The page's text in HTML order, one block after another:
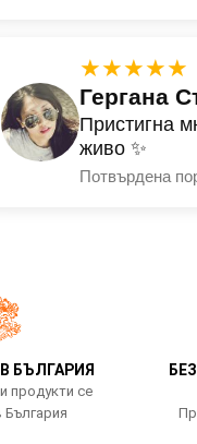
★★★★★
Гергана
Пристигна
живо ✨
Потвърдена
БЪЛГАРИЯ
продукти се
България